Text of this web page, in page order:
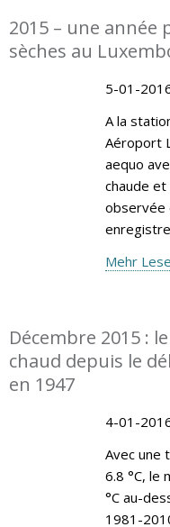
2015 – une année
sèches au
5-01-
A la
Aéroport
aequo
chaude et
observée
Mehr
Décembre 2015 :
chaud depuis le
en 1947
4-01-
Avec une
6.8 °C, le
°C au-
1981-